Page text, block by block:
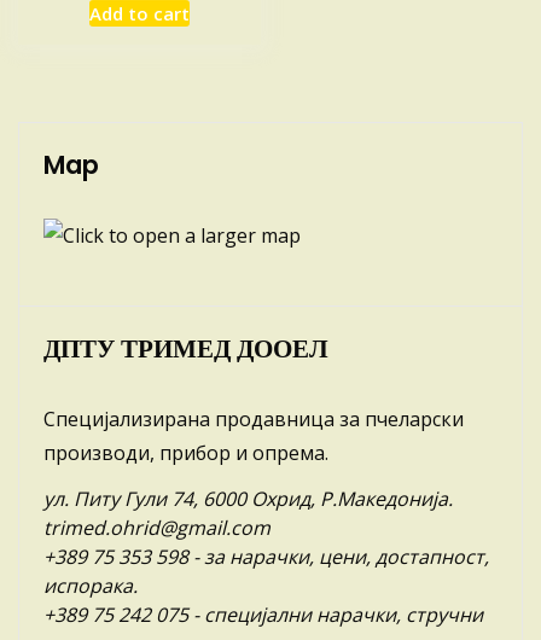
Add to cart
Map
ДПТУ ТРИМЕД ДООЕЛ
Специјализирана продавница за пчеларски
производи, прибор и опрема.
ул. Питу Гули 74, 6000 Охрид, Р.Македонија.
trimed.ohrid@gmail.com
+389 75 353 598- за нарачки, цени, достапност,
испорака.
+389 75 242 075- специјални нарачки, стручни